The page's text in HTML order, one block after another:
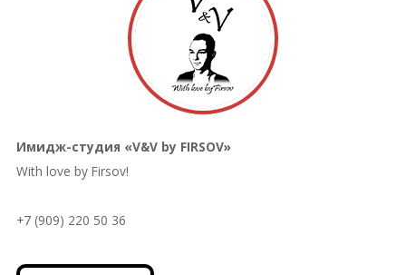
Имидж-студия «V&V by FIRSOV»
With love by Firsov!
+7 (909) 220 50 36